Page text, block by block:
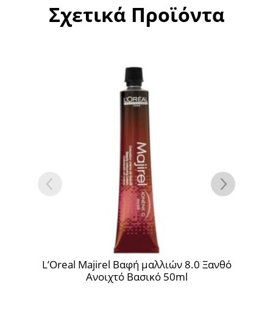
Σχετικά Προϊόντα
L’Oreal Majirel Βαφή μαλλιών 8.0 Ξανθό
Ανοιχτό Βασικό 50ml